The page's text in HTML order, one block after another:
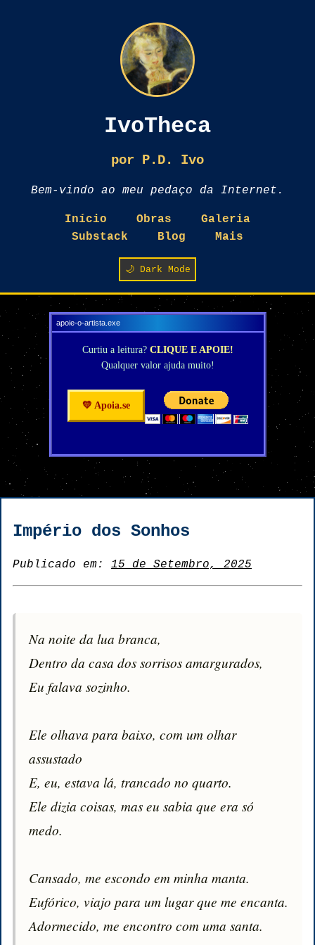
IvoTheca
por P.D. Ivo
Bem-vindo ao meu pedaço da Internet.
Início Obras
Galeria
Substack
Blog Mais
🌙 Dark Mode
apoie-o-artista.exe
Curtiu a leitura? CLIQUE E APOIE!
Qualquer valor ajuda muito!
💛 Apoia.se
Império dos Sonhos
Publicado em: 15 de Setembro, 2025
Na noite da lua branca,
Dentro da casa dos sorrisos amargurados,
Eu falava sozinho.
Ele olhava para baixo, com um olhar
assustado
E, eu, estava lá, trancado no quarto.
Ele dizia coisas, mas eu sabia que era só
medo.
Cansado, me escondo em minha manta.
Eufórico, viajo para um lugar que me encanta.
Adormecido, me encontro com uma santa.